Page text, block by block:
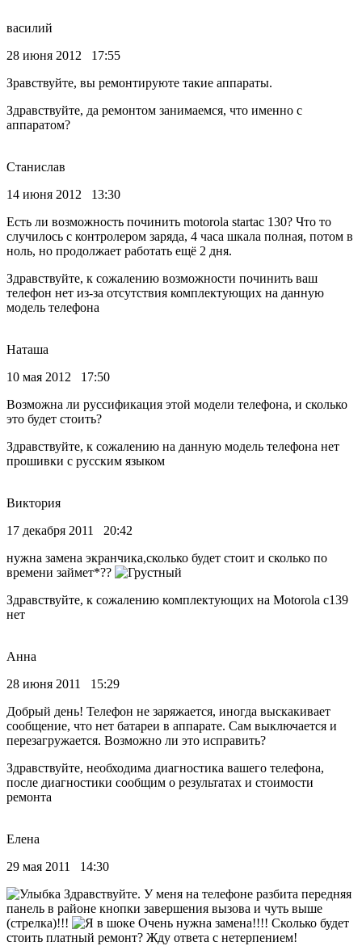
василий
28 июня 2012 17:55
Зравствуйте, вы ремонтируюте такие аппараты.
Здравствуйте, да ремонтом занимаемся, что именно с
аппаратом?
Станислав
14 июня 2012 13:30
Есть ли возможность починить motorola startac 130? Что то
случилось с контролером заряда, 4 часа шкала полная, потом в
ноль, но продолжает работать ещё 2 дня.
Здравствуйте, к сожалению возможности починить ваш
телефон нет из-за отсутствия комплектующих на данную
модель телефона
Наташа
10 мая 2012 17:50
Возможна ли руссификация этой модели телефона, и сколько
это будет стоить?
Здравствуйте, к сожалению на данную модель телефона нет
прошивки с русским языком
Виктория
17 декабря 2011 20:42
нужна замена экранчика,сколько будет стоит и сколько по
времени займет*??
Здравствуйте, к сожалению комплектующих на Motorola c139
нет
Анна
28 июня 2011 15:29
Добрый день! Телефон не заряжается, иногда выскакивает
сообщение, что нет батареи в аппарате. Сам выключается и
перезагружается. Возможно ли это исправить?
Здравствуйте, необходима диагностика вашего телефона,
после диагностики сообщим о результатах и стоимости
ремонта
Елена
29 мая 2011 14:30
Здравствуйте. У меня на телефоне разбита передняя
панель в районе кнопки завершения вызова и чуть выше
(стрелка)!!!
Очень нужна замена!!!! Сколько будет
стоить платный ремонт? Жду ответа с нетерпением!